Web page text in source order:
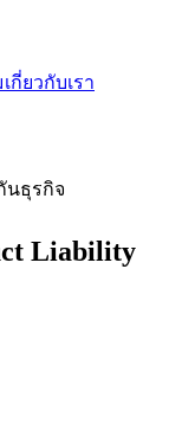
เกี่ยวกับเรา
นธุรกิจ
Liability